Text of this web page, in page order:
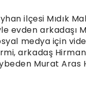
ilçesi Mıdık
arkadaşı
medya için
arkadaş
Murat Aras